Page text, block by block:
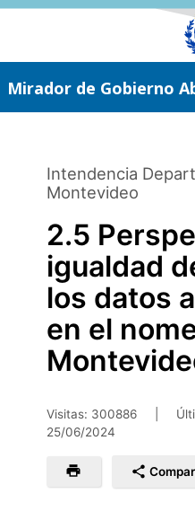
Saltar
Mirador de Gobierno
Intendencia
Montevideo
2.5
igualdad
los datos
en el
Visitas: 300886
25/06/2024